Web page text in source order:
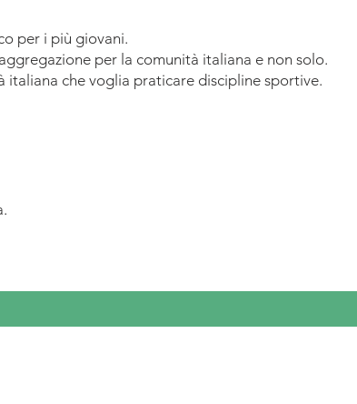
per i più giovani.
per la comunità italiana e non solo.
che voglia praticare discipline sportive.